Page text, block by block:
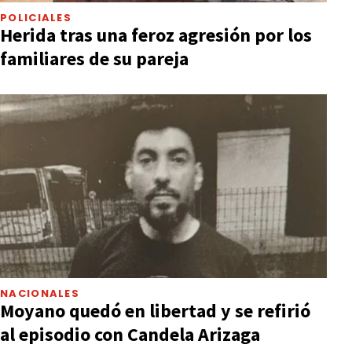
POLICIALES
Herida tras una feroz agresión por los
familiares de su pareja
NACIONALES
Moyano quedó en libertad y se refirió
al episodio con Candela Arizaga